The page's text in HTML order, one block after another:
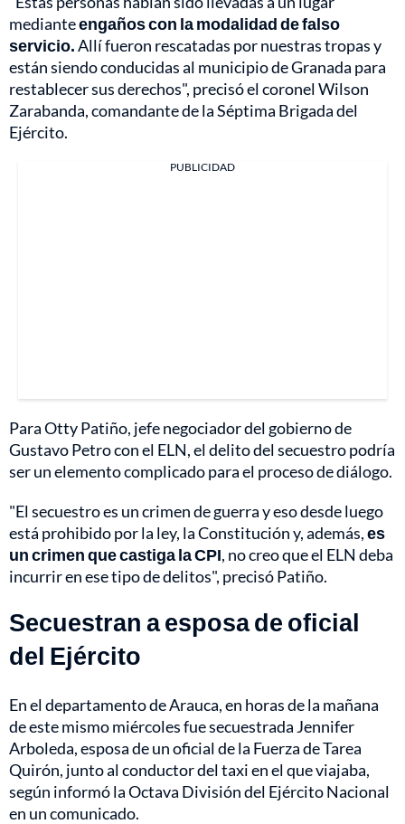
medianteengaños con la modalidad de falso
servicio.Allí fueron rescatadas por nuestras tropas y
están siendo conducidas al municipio de Granada para
restablecer sus derechos", precisó el coronel Wilson
Zarabanda, comandante de la Séptima Brigada del
Ejército.
PUBLICIDAD
Para Otty Patiño, jefe negociador del gobierno de
Gustavo Petro con el ELN, el delito del secuestro podría
ser un elemento complicado para el proceso de diálogo.
"El secuestro es un crimen de guerra y eso desde luego
está prohibido por la ley, la Constitución y, además,es
un crimen que castiga la CPI, no creo que el ELN deba
incurrir en ese tipo de delitos", precisó Patiño.
Secuestran a esposa de oficial
del Ejército
En el departamento de Arauca, en horas de la mañana
de este mismo miércoles fuesecuestrada Jennifer
Arboleda, esposa de un oficial de la Fuerza de Tarea
Quirón, junto al conductor del taxi en el que viajaba,
según informó la Octava División del Ejército Nacional
en un comunicado.